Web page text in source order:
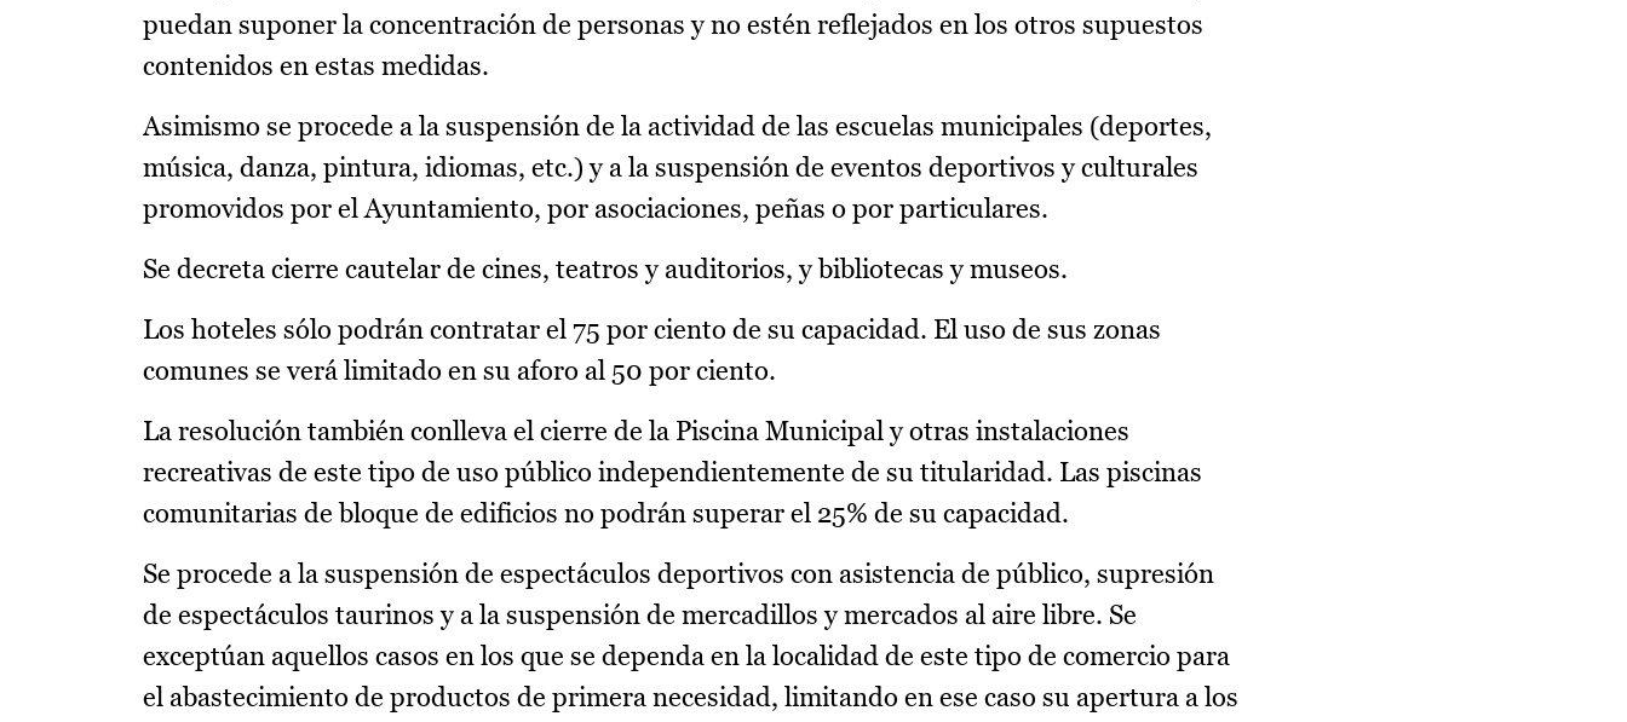
puedan suponer la concentración de personas y no estén reflejados en los otros supuestos
contenidos en estas medidas.
Asimismo se procede a la suspensión de la actividad de las escuelas municipales (deportes,
música, danza, pintura, idiomas, etc.) y a la suspensión de eventos deportivos y culturales
promovidos por el Ayuntamiento, por asociaciones, peñas o por particulares.
Se decreta cierre cautelar de cines, teatros y auditorios, y bibliotecas y museos.
Los hoteles sólo podrán contratar el 75 por ciento de su capacidad. El uso de sus zonas
comunes se verá limitado en su aforo al 50 por ciento.
La resolución también conlleva el cierre de la Piscina Municipal y otras instalaciones
recreativas de este tipo de uso público independientemente de su titularidad. Las piscinas
comunitarias de bloque de edificios no podrán superar el 25% de su capacidad.
Se procede a la suspensión de espectáculos deportivos con asistencia de público, supresión
de espectáculos taurinos y a la suspensión de mercadillos y mercados al aire libre. Se
exceptúan aquellos casos en los que se dependa en la localidad de este tipo de comercio para
el abastecimiento de productos de primera necesidad, limitando en ese caso su apertura a los